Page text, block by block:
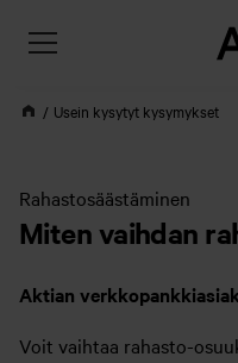
Usein kysytyt kysymykset
Rahastosäästäminen
Miten vaihdan
Aktian
Voit vaihtaa rahasto-